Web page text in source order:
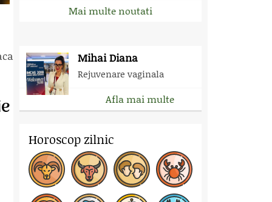
Mai multe noutati
Mihai Diana
Rejuvenare vaginala
Afla mai multe
Horoscop zilnic